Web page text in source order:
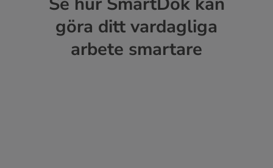
göra ditt vardagliga
arbete smartare